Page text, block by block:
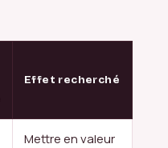
Effet recherché
Mettre en valeur